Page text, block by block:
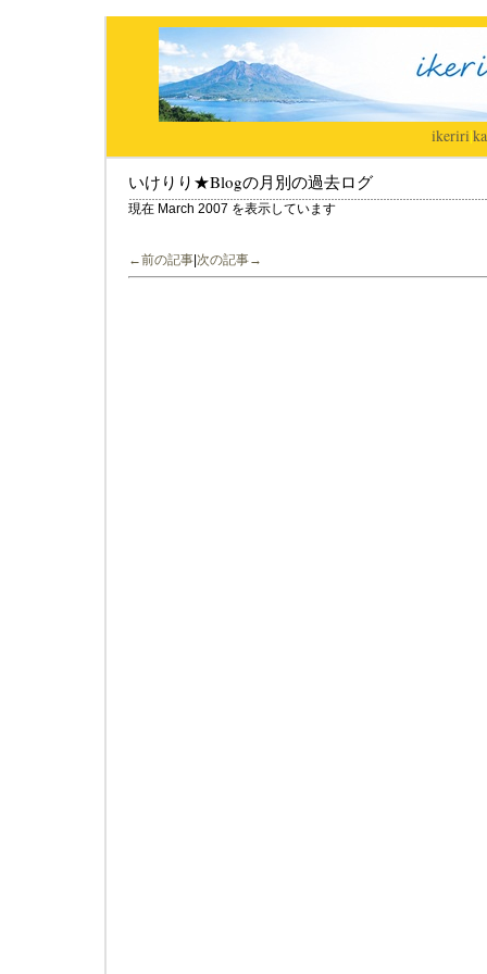
ikeriri|
いけりり★Blogの月別の過去ログ
現在 March 2007 を表示しています
←前の記事 次の記事→